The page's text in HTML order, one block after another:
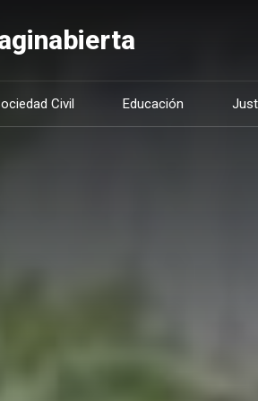
Civil Educación